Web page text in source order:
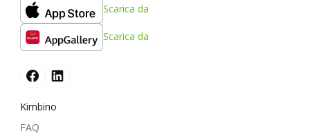
Scarica da
Scarica da
Kimbino
FAQ